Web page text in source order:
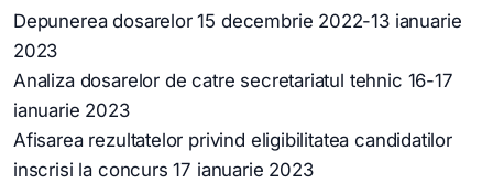
Depunerea dosarelor 15 decembrie 2022-13 ianuarie
2023
Analiza dosarelor de catre secretariatul tehnic 16-17
ianuarie 2023
Afisarea rezultatelor privind eligibilitatea candidatilor
inscrisi la concurs 17 ianuarie 2023